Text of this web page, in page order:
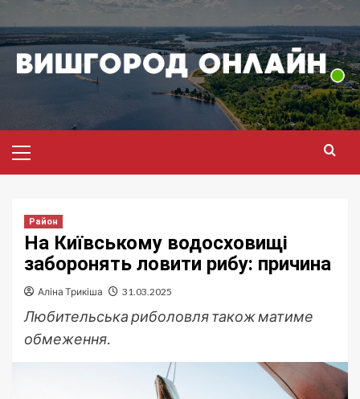
до
вмісту
меню
Район
На Київському водосховищі
заборонять ловити рибу: причина
Аліна Трикіша 31.03.2025
Любительська риболовля також матиме
обмеження.